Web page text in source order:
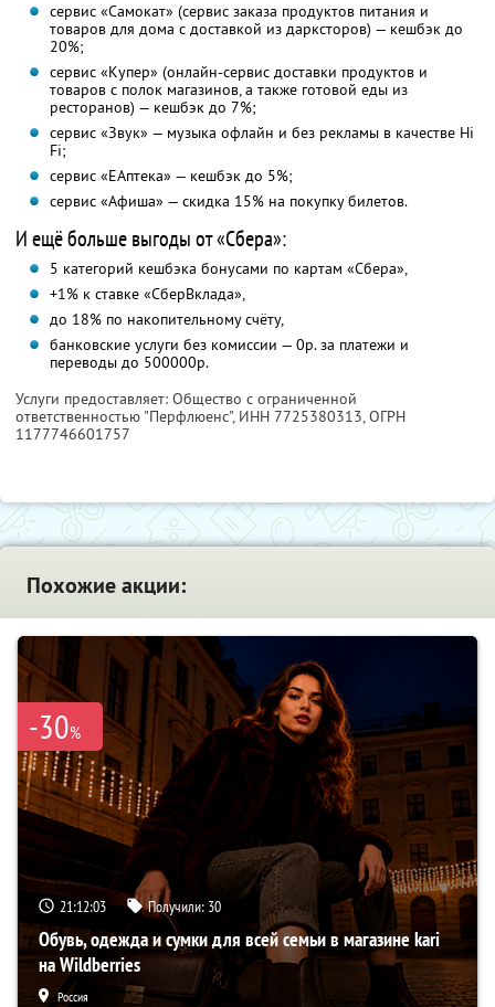
сервис «Самокат» (сервис заказа продуктов питания и
товаров для дома с доставкой из дарксторов) — кешбэк до
20%;
сервис «Купер» (онлайн-сервис доставки продуктов и
товаров с полок магазинов, а также готовой еды из
ресторанов) — кешбэк до 7%;
сервис «Звук» — музыка офлайн и без рекламы в качестве Hi
Fi;
сервис «ЕАптека» — кешбэк до 5%;
сервис «Афиша» — скидка 15% на покупку билетов.
И ещё больше выгоды от «Сбера»:
5 категорий кешбэка бонусами по картам «Сбера»,
+1% к ставке «СберВклада»,
до 18% по накопительному счёту,
банковские услуги без комиссии — 0р. за платежи и
переводы до 500000р.
Услуги предоставляет: Общество с ограниченной
ответственностью "Перфлюенс", ИНН 7725380313, ОГРН
1177746601757
Похожие акции:
-30%
21:12:02 Получили: 30
Обувь, одежда и сумки для всей семьи в магазине kari
на Wildberries
Россия